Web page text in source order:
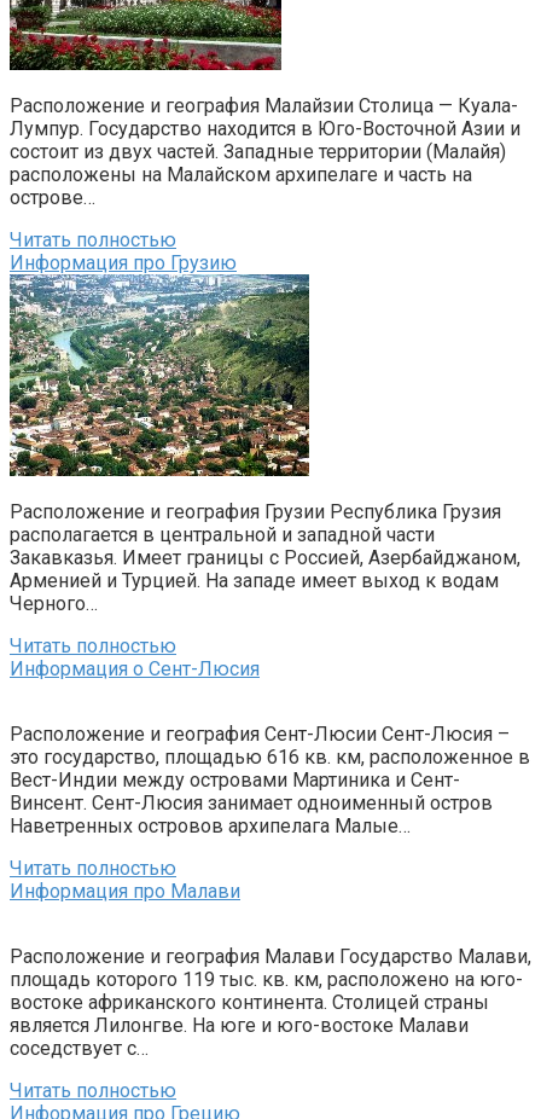
Расположение и география Малайзии Столица — Куала-
Лумпур. Государство находится в Юго-Восточной Азии и
состоит из двух частей. Западные территории (Малайя)
расположены на Малайском архипелаге и часть на
острове…
Читать полностью
Информация про Грузию
Расположение и география Грузии Республика Грузия
располагается в центральной и западной части
Закавказья. Имеет границы с Россией, Азербайджаном,
Арменией и Турцией. На западе имеет выход к водам
Черного…
Читать полностью
Информация о Сент-Люсия
Расположение и география Сент-Люсии Сент-Люсия –
это государство, площадью 616 кв. км, расположенное в
Вест-Индии между островами Мартиника и Сент-
Винсент. Сент-Люсия занимает одноименный остров
Наветренных островов архипелага Малые…
Читать полностью
Информация про Малави
Расположение и география Малави Государство Малави,
площадь которого 119 тыс. кв. км, расположено на юго-
востоке африканского континента. Столицей страны
является Лилонгве. На юге и юго-востоке Малави
соседствует с…
Читать полностью
Информация про Грецию